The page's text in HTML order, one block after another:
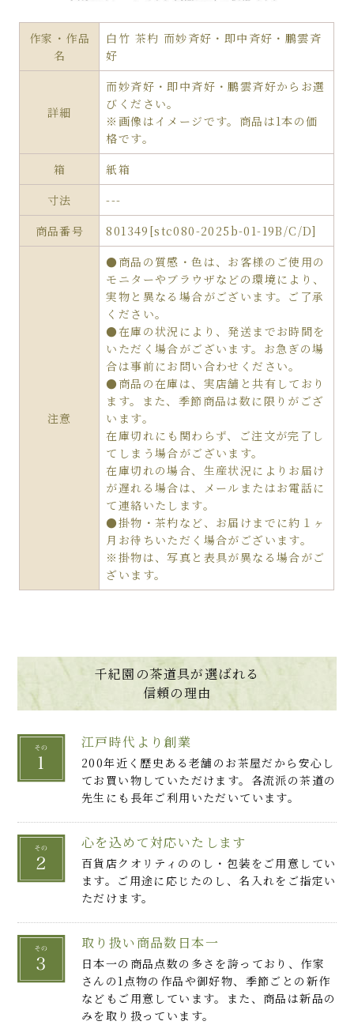
作家・作品
名
白竹 茶杓 而妙斉好・即中斉好・鵬雲斉
好
詳細
而妙斉好・即中斉好・鵬雲斉好からお選
びください。
※画像はイメージです。商品は1本の価
格です。
箱
紙箱
寸法
---
商品番号
801349[stc080-2025b-01-19B/C/D]
注意
●商品の質感・色は、お客様のご使用の
モニターやブラウザなどの環境により、
実物と異なる場合がございます。ご了承
ください。
●在庫の状況により、発送までお時間を
いただく場合がございます。お急ぎの場
合は事前にお問い合わせください。
●商品の在庫は、実店舗と共有しており
ます。また、季節商品は数に限りがござ
います。
在庫切れにも関わらず、ご注文が完了し
てしまう場合がございます。
在庫切れの場合、生産状況によりお届け
が遅れる場合は、メールまたはお電話に
て連絡いたします。
●掛物・茶杓など、お届けまでに約１ヶ
月お待ちいただく場合がございます。
※掛物は、写真と表具が異なる場合がご
ざいます。
千紀園の茶道具が選ばれる
信頼の理由
江戸時代より創業
200年近く歴史ある老舗のお茶屋だから安心し
てお買い物していただけます。各流派の茶道の
先生にも長年ご利用いただいています。
心を込めて対応いたします
百貨店クオリティののし・包装をご用意してい
ます。ご用途に応じたのし、名入れをご指定い
ただけます。
取り扱い商品数日本一
日本一の商品点数の多さを誇っており、作家
さんの1点物の作品や御好物、季節ごとの新作
などもご用意しています。また、商品は新品の
みを取り扱っています。